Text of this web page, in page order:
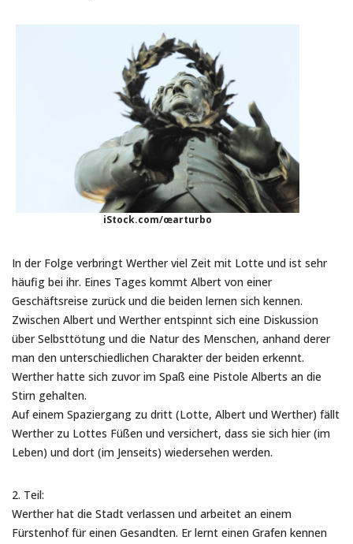
iStock.com/œarturbo
In der Folge verbringt Werther viel Zeit mit Lotte und ist sehr
häufig bei ihr. Eines Tages kommt Albert von einer
Geschäftsreise zurück und die beiden lernen sich kennen.
Zwischen Albert und Werther entspinnt sich eine Diskussion
über Selbsttötung und die Natur des Menschen, anhand derer
man den unterschiedlichen Charakter der beiden erkennt.
Werther hatte sich zuvor im Spaß eine Pistole Alberts an die
Stirn gehalten.
Auf einem Spaziergang zu dritt (Lotte, Albert und Werther) fällt
Werther zu Lottes Füßen und versichert, dass sie sich hier (im
Leben) und dort (im Jenseits) wiedersehen werden.
2. Teil:
Werther hat die Stadt verlassen und arbeitet an einem
Fürstenhof für einen Gesandten. Er lernt einen Grafen kennen